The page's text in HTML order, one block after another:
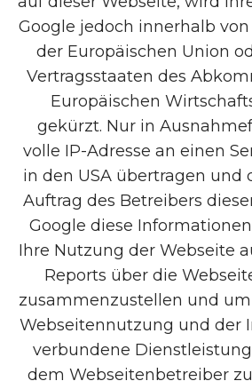
Google jedoch innerhalb
der Europäischen Union
Vertragsstaaten des
Europäischen
gekürzt. Nur in
volle IP-Adresse an einen
in den USA übertragen und
Auftrag des Betreibers
Google diese
Ihre Nutzung der Webseite
Reports über die
zusammenzustellen und
Webseitennutzung und der
verbundene
dem Webseitenbetreiber